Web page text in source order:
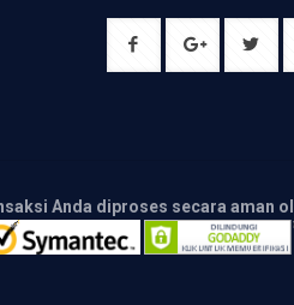
Anda diproses secara aman